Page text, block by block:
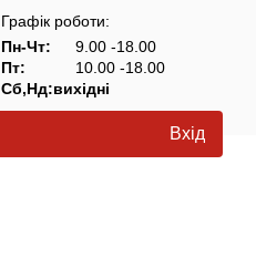
Графік роботи:
Пн-Чт:
9.00 -18.00
Пт:
10.00 -18.00
Сб,Нд:вихідні
Вхід